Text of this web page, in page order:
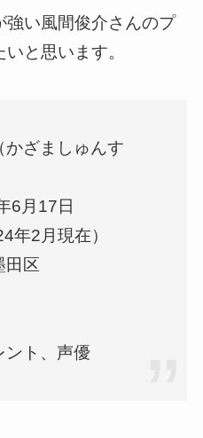
強い風間俊介さんのプ
と思います。
かざましゅんす
6月17日
年2月現在）
田区
ント、声優